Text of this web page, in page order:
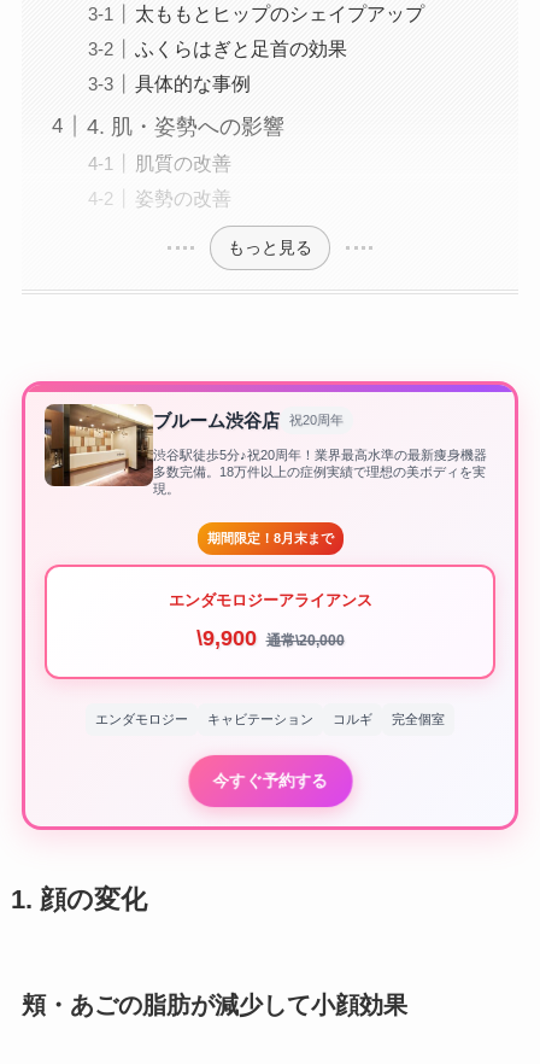
太ももとヒップのシェイプアップ
ふくらはぎと足首の効果
具体的な事例
4. 肌・姿勢への影響
肌質の改善
姿勢の改善
もっと見る
ブルーム渋谷店 祝20周年
渋谷駅徒歩5分♪祝20周年！業界最高水準の最新痩身機器
多数完備。18万件以上の症例実績で理想の美ボディを実
現。
期間限定！8月末まで
エンダモロジーアライアンス
\9,900 通常\20,000
エンダモロジー キャビテーション コルギ 完全個室
今すぐ予約する
1. 顔の変化
頬・あごの脂肪が減少して小顔効果